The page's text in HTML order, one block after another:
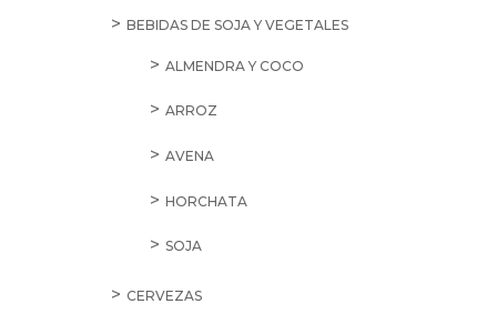
BEBIDAS DE SOJA Y VEGETALES
ALMENDRA Y COCO
ARROZ
AVENA
HORCHATA
SOJA
CERVEZAS